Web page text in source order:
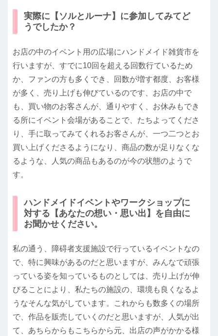
実際に【ソルとルーナ】に参加してみてど
うでしたか？
お店の中のイベント用の広場にハンドメイド雑貨市を
行いますが、すでに10回を超える回数行ているため
か、ファンの方も多くでき、回数が増す都度、お客様
が多く、売り上げも伸びているのです、お店の中で
も、買い物のお客さんが、通りやすく、お休みもでき
る所にイベント会場があることで、たちよってくださ
り、手に取ってみてくれるお客さんが、一つ二つとお
買い上げくださるようになり、商品の数が足りなくな
るような、人気の商品もあるのが今の状態のようで
す。
ハンドメイドイベントやワークショップに
対する【あなたの想い・思い出】を自由に
お聞かせください。
私の通う、障碍者支援施設で行っているイベントなの
で、特に興味があるのだと思いますが、みんなで頑張
っている姿を知っているものとしては、売り上げが伸
びることにより、私たちの施設の、環境も良くなるよ
うなそんな気がしています。これからも数多くの場所
で、作品を販売していくのだと思いますが、人気が出
て、あちらからもこちらから元、出店の声がかかる様